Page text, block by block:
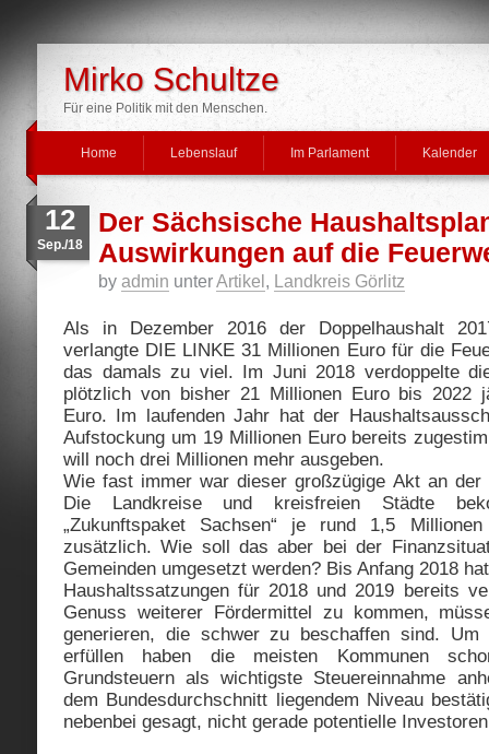
Mirko Schultze
Für eine Politik mit den Menschen.
Home Lebenslauf Im Parlament Kalender
12
Sep./18
Der Sächsische
Auswirkungen auf die
by admin unterArtikel , Landkreis Görlitz
Als in Dezember 2016 der Doppelhaushalt
verlangte DIE LINKE 31 Millionen Euro für die
das damals zu viel. Im Juni 2018 verdoppelte
plötzlich von bisher 21 Millionen Euro bis 2022
Euro. Im laufenden Jahr hat der
Aufstockung um 19 Millionen Euro bereits
will noch drei Millionen mehr ausgeben.
Wie fast immer war dieser großzügige Akt an der
Die Landkreise und kreisfreien Städte
„Zukunftspaket Sachsen“ je rund 1,5
zusätzlich. Wie soll das aber bei der
Gemeinden umgesetzt werden? Bis Anfang 2018
Haushaltssatzungen für 2018 und 2019 bereits
Genuss weiterer Fördermittel zu kommen,
generieren, die schwer zu beschaffen sind. Um
erfüllen haben die meisten Kommunen
Grundsteuern als wichtigste Steuereinnahme
dem Bundesdurchschnitt liegendem Niveau
nebenbei gesagt, nicht gerade potentielle